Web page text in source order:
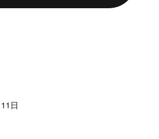
日